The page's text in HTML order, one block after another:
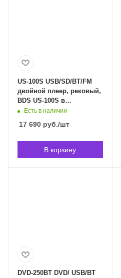
US-100S USB/SD/BT/FM
двойной плеер, рековый,
BDS US-100S в
Владивостоке
Есть в наличии
17 690 руб./шт
В корзину
DVD-250BT DVD/ USB/BT